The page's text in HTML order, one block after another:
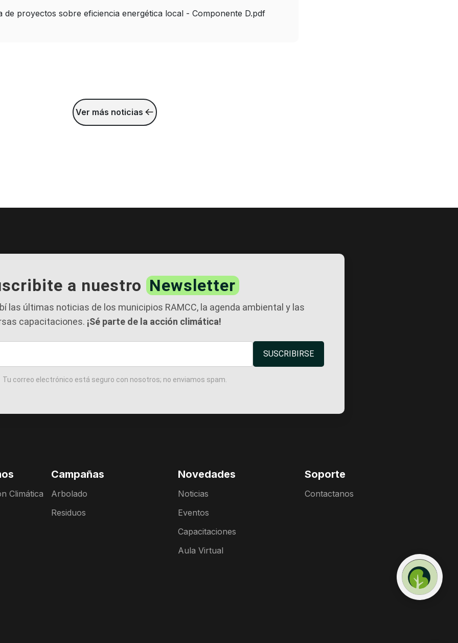
de proyectos sobre eficiencia energética local - Componente D.pdf
Ver más noticias
a nuestro Newsletter
las últimas noticias de los municipios RAMCC, la agenda ambiental y las
capacitaciones. ¡Sé parte de la acción climática!
SUSCRIBIRSE
Tu correo electrónico está seguro con nosotros; no enviamos spam.
Climática
Campañas
Arbolado
Residuos
Novedades
Noticias
Eventos
Capacitaciones
Aula Virtual
Soporte
Contactanos